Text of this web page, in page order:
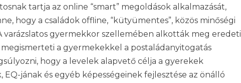
tartja az online “smart” megoldások alkalmazását,
hogy a családok offline, “kütyümentes”, közös minőségi
varázslatos gyermekkor szellemében alkották meg eredeti
a gyermekekkel a postaládanyitogatás
hogy a levelek alapvető célja a gyerekek
EQ-jának és egyéb képességeinek fejlesztése az önálló